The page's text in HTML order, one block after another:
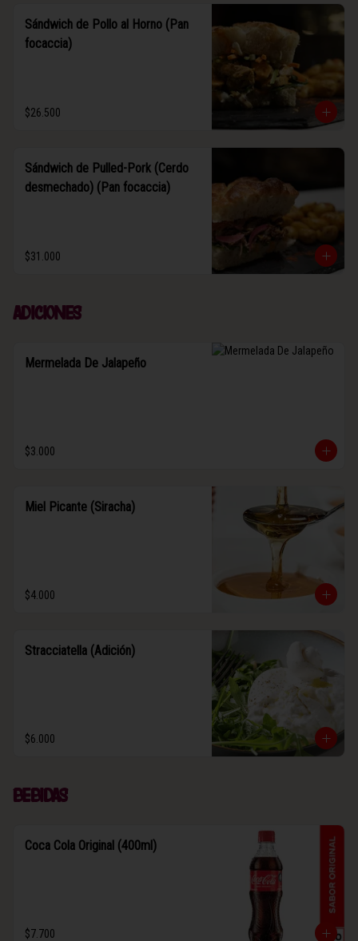
Sándwich de Pollo al Horno (Pan
focaccia)
$26.500
Sándwich de Pulled-Pork (Cerdo
desmechado) (Pan focaccia)
$31.000
Adiciones
Mermelada De Jalapeño
$3.000
Miel Picante (Siracha)
$4.000
Stracciatella (Adición)
$6.000
Bebidas
Coca Cola Original (400ml)
$7.700